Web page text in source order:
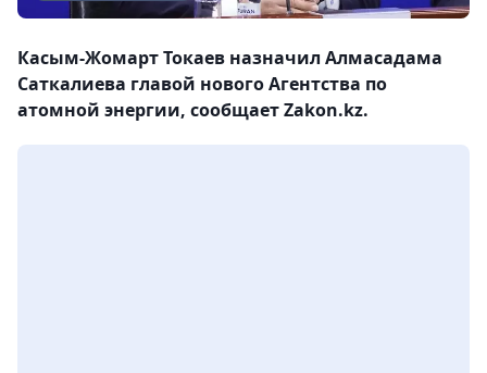
Касым-Жомарт Токаев назначил Алмасадама
Саткалиева главой нового Агентства по
атомной энергии, сообщает Zakon.kz.